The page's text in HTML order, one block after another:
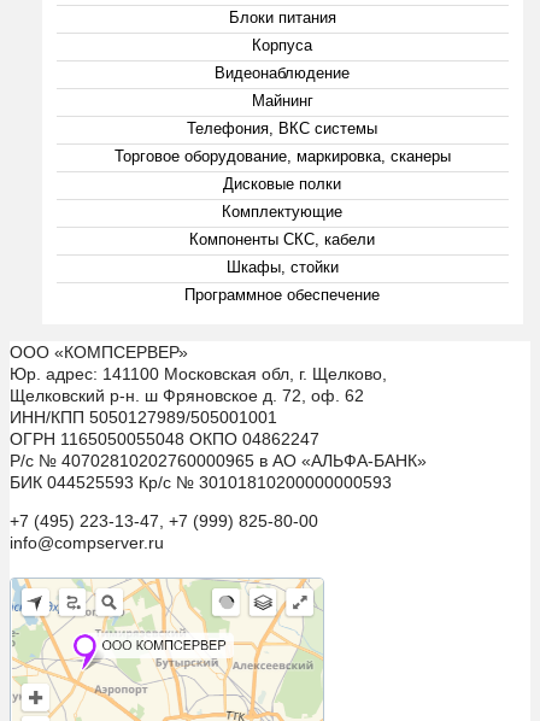
Блоки питания
Корпуса
Видеонаблюдение
Майнинг
Телефония, ВКС системы
Торговое оборудование, маркировка, сканеры
Дисковые полки
Комплектующие
Компоненты СКС, кабели
Шкафы, стойки
Программное обеспечение
ООО «КОМПСЕРВЕР»
Юр. адрес: 141100 Московская обл, г. Щелково,
Щелковский р-н. ш Фряновское д. 72, оф. 62
ИНН/КПП 5050127989/505001001
ОГРН 1165050055048 ОКПО 04862247
Р/с № 40702810202760000965 в АО «АЛЬФА-БАНК»
БИК 044525593 Кр/с № 30101810200000000593
+7 (495) 223-13-47, +7 (999) 825-80-00
info@compserver.ru